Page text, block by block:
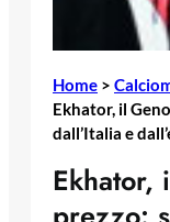
Home >
Ekhator, il
dall’Italia e
Ekhator,